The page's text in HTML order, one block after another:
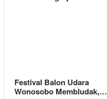
Festival Balon Udara
Wonosobo Membludak,…